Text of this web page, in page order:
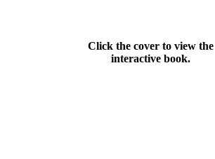
Click the cover to view the
interactive book.